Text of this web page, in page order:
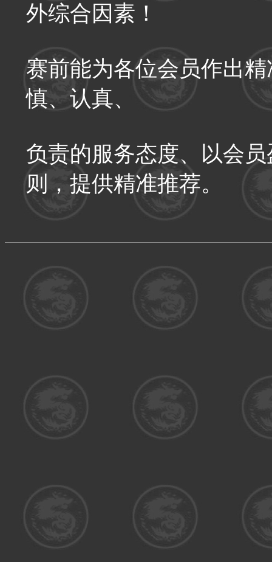
外综合因素！
赛前能为各位会员作出
慎、认真、
负责的服务态度、以会
则，提供精准推荐。